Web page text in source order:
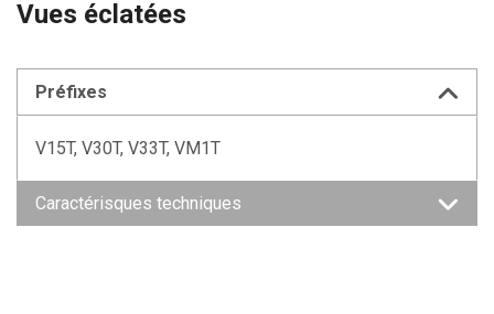
Vues éclatées
Préfixes
V15T, V30T, V33T, VM1T
Caractérisques techniques